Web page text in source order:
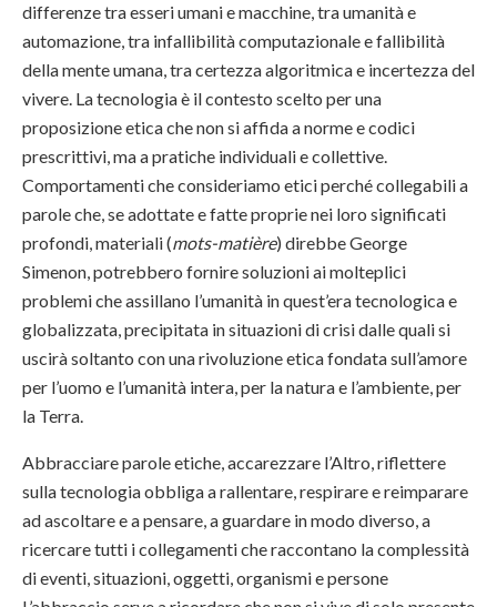
differenze tra esseri umani e macchine, tra umanità e
automazione, tra infallibilità computazionale e fallibilità
della mente umana, tra certezza algoritmica e incertezza del
vivere. La tecnologia è il contesto scelto per una
proposizione etica che non si affida a norme e codici
prescrittivi, ma a pratiche individuali e collettive.
Comportamenti che consideriamo etici perché collegabili a
parole che, se adottate e fatte proprie nei loro significati
profondi, materiali (mots-matière) direbbe George
Simenon, potrebbero fornire soluzioni ai molteplici
problemi che assillano l’umanità in quest’era tecnologica e
globalizzata, precipitata in situazioni di crisi dalle quali si
uscirà soltanto con una rivoluzione etica fondata sull’amore
per l’uomo e l’umanità intera, per la natura e l’ambiente, per
la Terra.
Abbracciare parole etiche, accarezzare l’Altro, riflettere
sulla tecnologia obbliga a rallentare, respirare e reimparare
ad ascoltare e a pensare, a guardare in modo diverso, a
ricercare tutti i collegamenti che raccontano la complessità
di eventi, situazioni, oggetti, organismi e persone